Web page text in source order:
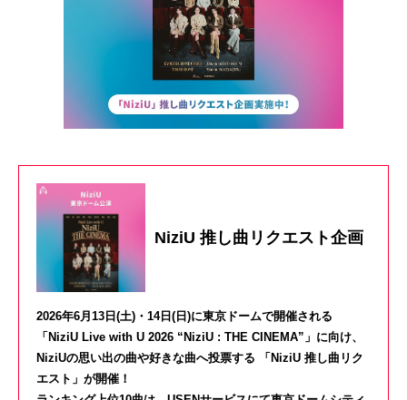
NiziU 推し曲リクエスト企画
2026年6月13日(土)・14日(日)に東京ドームで開催される
「NiziU Live with U 2026 “NiziU : THE CINEMA”」に向け、
NiziUの思い出の曲や好きな曲へ投票する 「NiziU 推し曲リク
エスト」が開催！